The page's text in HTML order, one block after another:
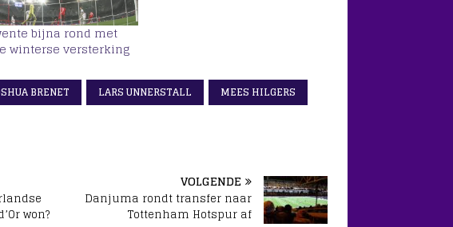
bijna rond met
winterse versterking
BRENET LARS UNNERSTALL
MEES HILGERS
won?
VOLGENDE
Danjuma rondt transfer naar
Tottenham Hotspur af